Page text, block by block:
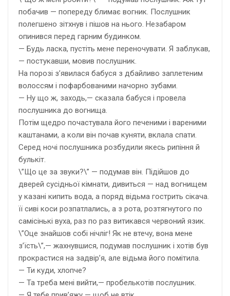
побачив — попереду блимає вогник. Послушник
полегшено зітхнув і пішов на нього. Незабаром
опинився перед гарним будинком.
— Будь ласка, пустіть мене переночувати. Я заблукав,
— постукавши, мовив послушник.
На порозі з’явилася бабуся з дбайливо заплетеним
волоссям і пофарбованими начорно зубами.
— Ну що ж, заходь,— сказала бабуся і провела
послушника до вогнища.
Потім щедро почастувала його печеними і вареними
каштанами, а коли він почав куняти, вклала спати.
Серед ночі послушника розбудили якесь рипіння й
булькіт.
\”Що це за звуки?\” — подумав він. Підійшов до
дверей сусідньої кімнати, дивиться — над вогнищем
у казані кипить вода, а поряд відьма гострить сікача.
її сиві коси розпатлались, а з рота, розтягнутого по
самісінькі вуха, раз по раз витикався червоний язик.
\”Оце знайшов собі нічліг! Як не втечу, вона мене
з’їсть\”,— жахнувшися, подумав послушник і хотів був
прокрастися на задвір’я, але відьма його помітила.
— Ти куди, хлопче?
— Та треба мені вийти,— пробелькотів послушник.